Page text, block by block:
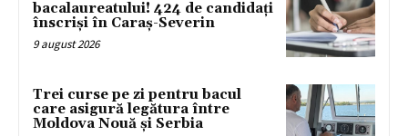
bacalaureatului! 424 de candidați
înscriși în Caraș-Severin
9 august 2026
Trei curse pe zi pentru bacul
care asigură legătura între
Moldova Nouă și Serbia